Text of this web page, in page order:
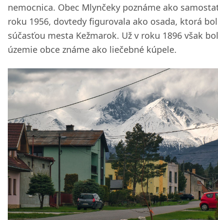
nemocnica. Obec Mlynčeky poznáme ako
roku 1956, dovtedy figurovala ako osada, ktorá
súčasťou mesta Kežmarok. Už v roku 1896 však
územie obce známe ako liečebné kúpele.